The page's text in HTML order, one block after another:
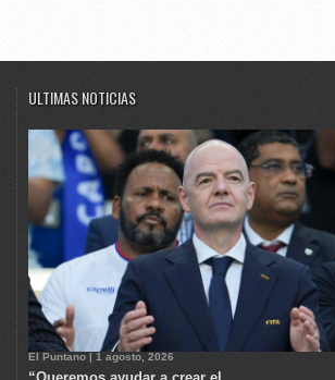
ULTIMAS NOTICIAS
El Puntano | 1 agosto, 2026